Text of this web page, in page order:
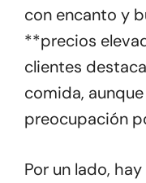
con encanto y
**precios
clientes
comida,
preocupación
Por un lado,